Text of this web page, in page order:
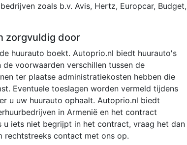
zoals b.v. Avis, Hertz, Europcar, Budget,
zorgvuldig door
huurauto boekt. Autoprio.nl biedt huurauto's
voorwaarden verschillen tussen de
ter plaatse administratiekosten hebben die
Eventuele toeslagen worden vermeld tijdens
u uw huurauto ophaalt. Autoprio.nl biedt
in Armenië en het contract
iets niet begrijpt in het contract, vraag het dan
rechtstreeks contact met ons op.